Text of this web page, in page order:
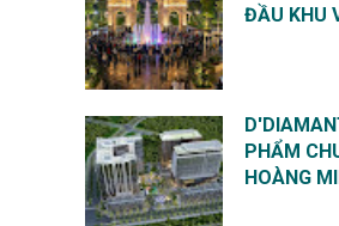
ĐẦU KHU
PHẨM
HOÀNG